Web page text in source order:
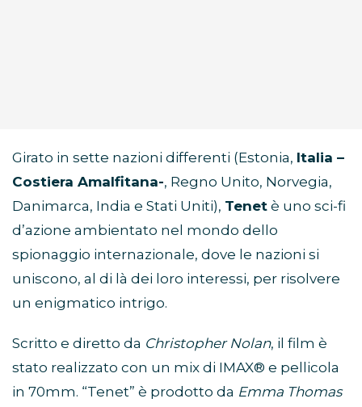
Girato in sette nazioni differenti (Estonia, Italia –
Costiera Amalfitana-, Regno Unito, Norvegia,
Danimarca, India e Stati Uniti), Tenet è uno sci-fi
d’azione ambientato nel mondo dello
spionaggio internazionale, dove le nazioni si
uniscono, al di là dei loro interessi, per risolvere
un enigmatico intrigo.
Scritto e diretto da Christopher Nolan, il film è
stato realizzato con un mix di IMAX® e pellicola
in 70mm. “Tenet” è prodotto da Emma Thomas